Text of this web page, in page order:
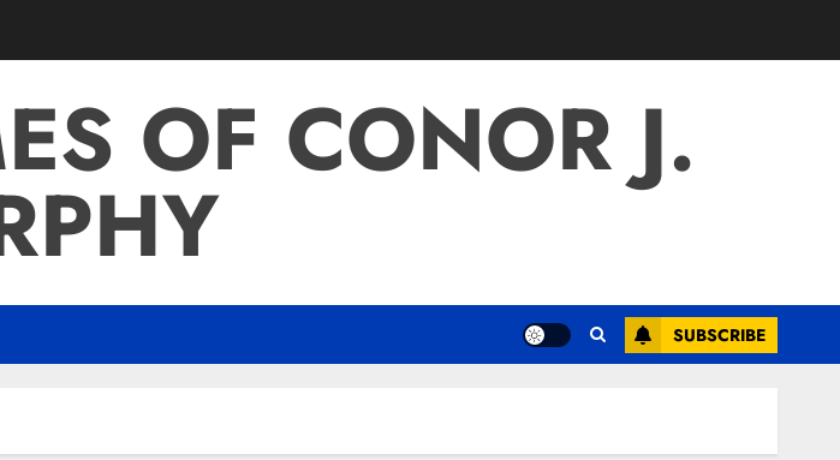
OF CONOR J.
SUBSCRIBE